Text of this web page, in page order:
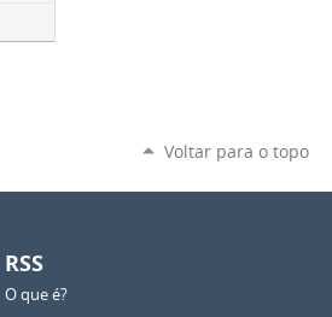
Voltar para o topo
RSS
O que é?